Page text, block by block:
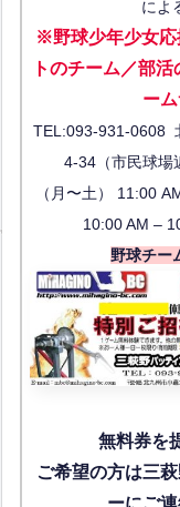
によ
※野球少年少女応
トのチーム／部
ーム
TEL:093-931-0608
4-34（市民球場
（月〜土） 11:00
10:00 AM –
野球チー
無料券を
ご希望の方は三
ーにご連